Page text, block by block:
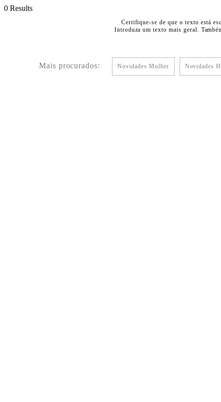
0 Results
Certifique-se de que o texto está
Introduza um texto mais geral.
Mais procurados: Novidades Mulher Novidades